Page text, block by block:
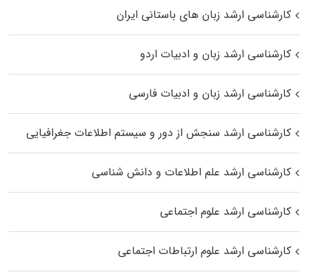
کارشناسی ارشد زبان‌ های باستانی ایران
کارشناسی ارشد زبان و ادبیات اردو
کارشناسی ارشد زبان و ادبیات فارسی
کارشناسی ارشد سنجش از دور و سیستم اطلاعات جغرافیایی
کارشناسی ارشد علم اطلاعات و دانش شناسی
کارشناسی ارشد علوم اجتماعی
کارشناسی ارشد علوم ارتباطات اجتماعی